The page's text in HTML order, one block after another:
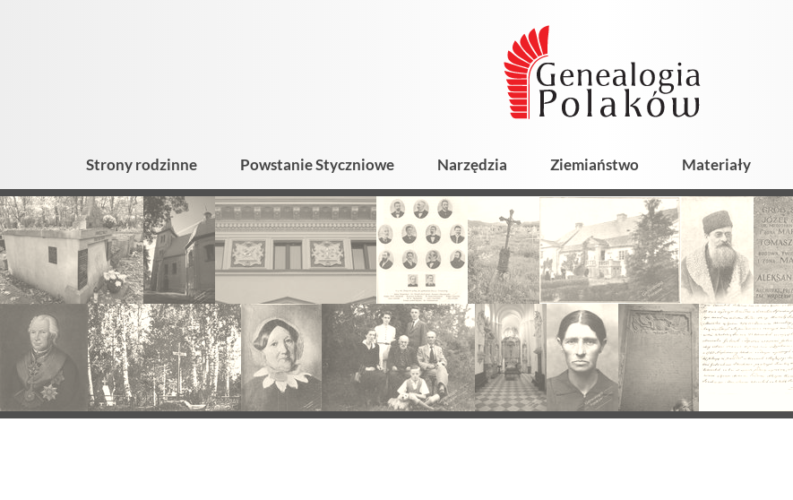
Strony rodzinne Powstanie Styczniowe Narzędzia Ziemiaństwo Materiały